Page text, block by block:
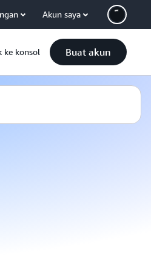
Akun saya
ke konsol Buat akun